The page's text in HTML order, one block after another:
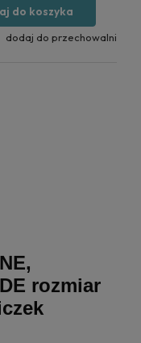
do koszyka
dodaj do przechowalni
rozmiar